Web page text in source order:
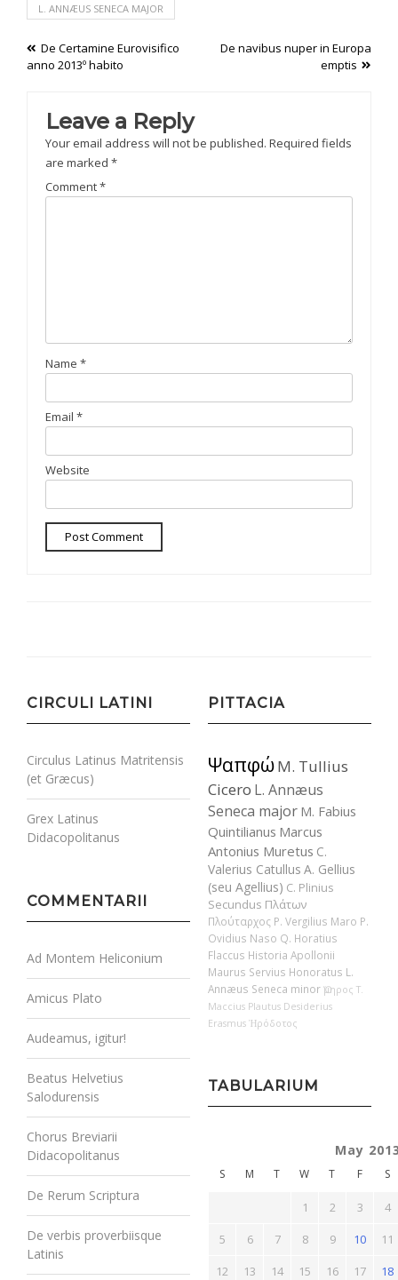
L. ANNÆUS SENECA MAJOR
Post
De Certamine Eurovisifico
anno 2013º habito
De navibus nuper in Europa
emptis
Leave a Reply
Your email address will not be published. Required fields
are marked *
Comment*
Name *
Email *
Website
CIRCULI LATINI
Circulus Latinus Matritensis
(et Græcus)
Grex Latinus
Didacopolitanus
COMMENTARII
Ad Montem Heliconium
Amicus Plato
Audeamus, igitur!
Beatus Helvetius
Salodurensis
Chorus Breviarii
Didacopolitanus
De Rerum Scriptura
De verbis proverbiisque
Latinis
PITTACIA
ΨαπφώM. Tullius
Cicero L. Annæus
Seneca major M. Fabius
Quintilianus Marcus
Antonius Muretus C.
Valerius Catullus A. Gellius
(seu Agellius) C. Plinius
Secundus Πλάτων
Πλούταρχος P. Vergilius Maro P.
Ovidius Naso Q. Horatius
Flaccus Historia Apollonii
Maurus Servius Honoratus L.
Annæus Seneca minor Ὅμηρος T.
Maccius Plautus Desiderius
Erasmus Ἡρόδοτος
TABULARIUM
May
S M T W T F S
1 2 3
4
5
6 7 8 9 10
11
12
13 14 15 16 17
18